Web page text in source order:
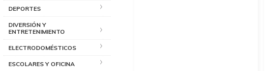
DEPORTES
DIVERSIÓN Y
ENTRETENIMIENTO
ELECTRODOMÉSTICOS
ESCOLARES Y OFICINA